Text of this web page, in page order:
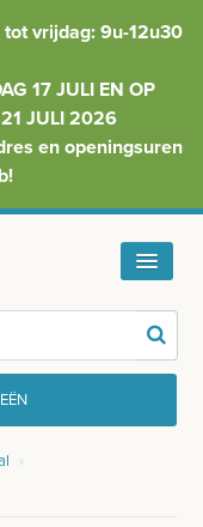
vrijdag: 9u-12u30
17 JULI EN OP
JULI 2026
en openingsuren
›